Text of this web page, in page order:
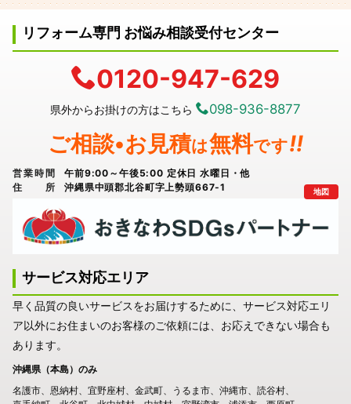
リフォーム専門 お悩み相談受付センター
0120-947-629
県外からお掛けの方はこちら 098-936-8877
ご相談•お見積は無料です!!
営業時間
午前9:00～午後5:00 定休日 水曜日・他
住所
沖縄県中頭郡北谷町字上勢頭667-1 地図
サービス対応エリア
早く品質の良いサービスをお届けするために、サービス対応エリ
ア以外にお住まいのお客様のご依頼には、お応えできない場合も
あります。
沖縄県（本島）のみ
名護市
恩納村 宜野座村 金武町 うるま市 沖縄市
読谷村